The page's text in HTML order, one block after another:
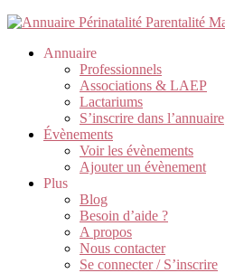
Annuaire
Professionnels
Associations & LAEP
Lactariums
S’inscrire dans l’annuaire
Évènements
Voir les évènements
Ajouter un évènement
Plus
Blog
Besoin d’aide ?
A propos
Nous contacter
Se connecter / S’inscrire